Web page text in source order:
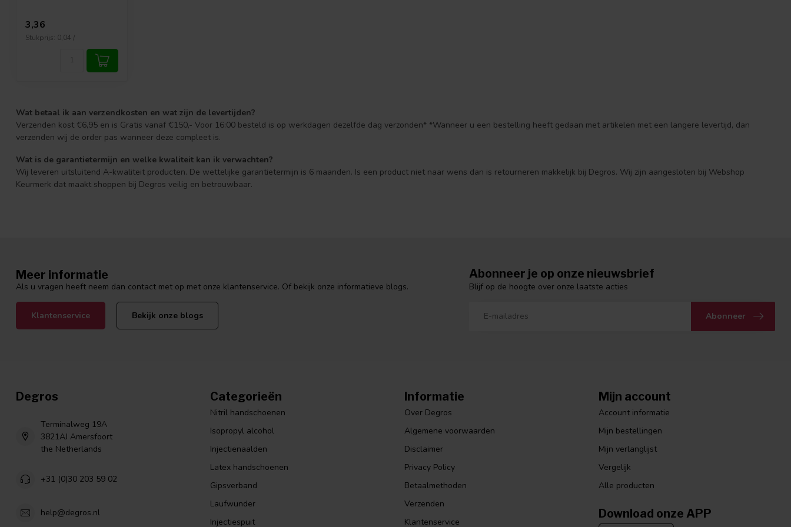
3,36
Stukprijs: 0,04 /
Wat betaal ik aan verzendkosten en wat zijn de levertijden?
Verzenden kost €6,95 en is Gratis vanaf €150,- Voor 16:00 besteld is op werkdagen dezelfde dag verzonden* *Wanneer u een bestelling heeft gedaan met artikelen met een langere levertijd, dan
verzenden wij de order pas wanneer deze compleet is.
Wat is de garantietermijn en welke kwaliteit kan ik verwachten?
Wij leveren uitsluitend A-kwaliteit producten. De wettelijke garantietermijn is 6 maanden. Is een product niet naar wens dan is retourneren makkelijk bij Degros. Wij zijn aangesloten bij Webshop
Keurmerk dat maakt shoppen bij Degros veilig en betrouwbaar.
Meer informatie
Als u vragen heeft neem dan contact met op met onze klantenservice. Of bekijk onze informatieve blogs.
Klantenservice Bekijk onze blogs
Abonneer je op onze nieuwsbrief
Blijf op de hoogte over onze laatste acties
Abonneer
Degros
Terminalweg 19A
3821AJ Amersfoort
the Netherlands
+31 (0)30 203 59 02
help@degros.nl
Categorieën
Nitril handschoenen
Isopropyl alcohol
Injectienaalden
Latex handschoenen
Gipsverband
Laufwunder
Injectiespuit
Informatie
Over Degros
Algemene voorwaarden
Disclaimer
Privacy Policy
Betaalmethoden
Verzenden
Klantenservice
Mijn account
Account informatie
Mijn bestellingen
Mijn verlanglijst
Vergelijk
Alle producten
Download onze APP